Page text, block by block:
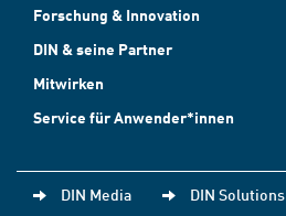
Forschung & Innovation
DIN & seine Partner
Mitwirken
Service für Anwender*innen
DIN Media DIN Solutions